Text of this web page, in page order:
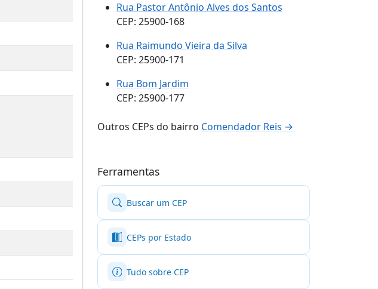
Rua Pastor Antônio Alves dos Santos
CEP: 25900-168
Rua Raimundo Vieira da Silva
CEP: 25900-171
Rua Bom Jardim
CEP: 25900-177
Outros CEPs do bairro Comendador Reis →
Ferramentas
Buscar um CEP
CEPs por Estado
Tudo sobre CEP